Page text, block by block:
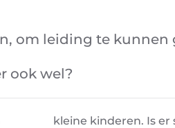
om leiding te kunnen
ook wel?
kleine kinderen. Is er